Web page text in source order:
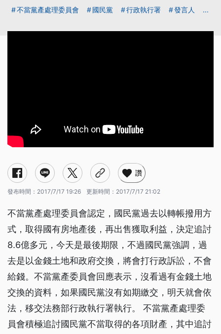
不當黨產處理委員會 國民黨 行政執行署 發言人 ...
讚
發布時間： 2017/7/17 19:26 更新時間： 2017/7/17 21:02
不當黨產處理委員會認定，國民黨過去以轉帳撥用方
式，取得國有房地產後，再出售獲取利益，決定追討
8.6億多元，今天是最後期限，不過國民黨強調，過
去是以金錢土地和政府交換，將會打行政訴訟，不會
給錢。不當黨產委員會回應表示，沒看過有金錢土地
交換的資料，如果國民黨沒有如期繳交，明天就會依
法，移交法務部行政執行署執行。 不當黨產處理委
員會積極追討國民黨不當取得的各項財產，其中追討